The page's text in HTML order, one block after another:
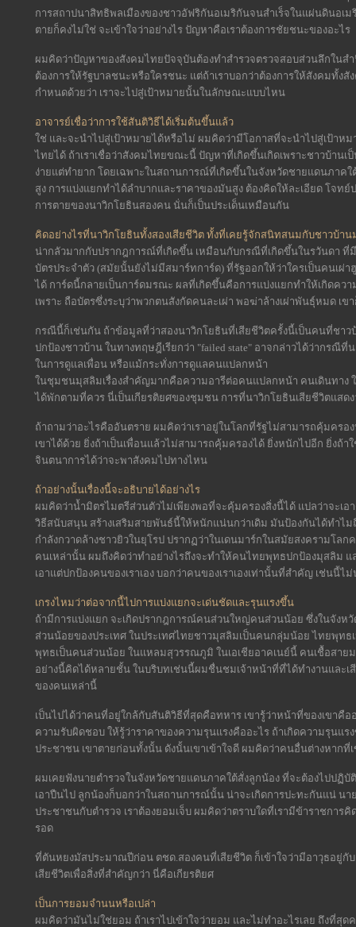
การสถาปนาสิทธิพลเมืองของชาวอัฟริกันอเมริกันจนสำเร็จในแผ่นดินอเ
ตายก็คงไม่ใช่ จะเข้าใจว่าอย่างไร ปัญหาคือเราต้องการชัยชนะของอะไร
ผมคิดว่าปัญหาของสังคมไทยปัจจุบันต้องทำสำรวจตรวจสอบส่วนลึกในสำนึ
ต้องการให้รัฐบาลชนะหรือใครชนะ แต่ถ้าเราบอกว่าต้องการให้สังคมทั้งสั
กำหนดด้วยว่า เราจะไปสู่เป้าหมายนั้นในลักษณะแบบไหน
อาจารย์เชื่อว่าการใช้สันติวิธีได้เริ่มต้นขึ้นแล้ว
ใช่ และจะนำไปสู่เป้าหมายได้หรือไม่ ผมคิดว่ามีโอกาสที่จะนำไปสู่เป้าห
ไทยได้ ถ้าเราเชื่อว่าสังคมไทยขณะนี้ ปัญหาที่เกิดขึ้นเกิดเพราะชาวบ้าน
ง่ายแต่ทำยาก โดยเฉพาะในสถานการณ์ที่เกิดขึ้นในจังหวัดชายแดนภาคใ
สูง การแบ่งแยกทำได้ลำบากและราคาของมันสูง ต้องคิดให้ละเอียด โจ
การตายของนาวิกโยธินสองคน นั่นก็เป็นประเด็นเหมือนกัน
คิดอย่างไรที่นาวิกโยธินทั้งสองเสียชีวิต ทั้งที่เคยรู้จักสนิทสนมกับชาวบ้า
น่ากลัวมากกับปรากฎการณ์ที่เกิดขึ้น เหมือนกับกรณีที่เกิดขึ้นในรวันดา ที่
บัตรประจำตัว (สมัยนั้นยังไม่มีสมาร์ทการ์ด) ที่รัฐออกให้ว่าใครเป็นคนเ
ได้ การ์ดนี้กลายเป็นการ์ดมรณะ ผลที่เกิดขึ้นคือการแบ่งแยกทำให้เกิดคว
เพราะ ถือบัตรซึ่งระบุว่าพวกตนสังกัดคนละเผ่า พอฆ่าล้างเผ่าพันธุ์หมด เข
กรณีนี้ก็เช่นกัน ถ้าข้อมูลที่ว่าสองนาวิกโยธินที่เสียชีวิตครั้งนี้เป็นคนที่ชาว
ปกป้องชาวบ้าน ในทางทฤษฎีเรียกว่า "failed state" อาจกล่าวได้ว่ากรณี
ในการดูแลเพื่อน หรือแม้กระทั่งการดูแลคนแปลกหน้า
ในชุมชนมุสลิมเรื่องสำคัญมากคือความอารีต่อคนแปลกหน้า คนเดินทาง ใ
ได้พักตามที่ควร นี่เป็นเกียรติยศของชุมชน การที่นาวิกโยธินเสียชีวิตแส
ถ้าถามว่าอะไรคืออันตราย ผมคิดว่าเราอยู่ในโลกที่รัฐไม่สามารถคุ้มคร
เขาได้ด้วย ยิ่งถ้าเป็นเพื่อนแล้วไม่สามารถคุ้มครองได้ ยิ่งหนักไปอีก ยิ่งถ้
จินตนาการได้ว่าจะพาสังคมไปทางไหน
ถ้าอย่างนั้นเรื่องนี้จะอธิบายได้อย่างไร
ผมคิดว่าน้ำมิตรไมตรีส่วนตัวไม่เพียงพอที่จะคุ้มครองสิ่งนี้ได้ แปลว่าจะเ
วิธีสนับสนุน สร้างเสริมสายพันธ์นี้ให้หนักแน่นกว่าเดิม มันป้องกันได้ทำไม
กำลังกวาดล้างชาวยิวในยุโรป ปรากฏว่าในเดนมาร์กในสมัยสงครามโลก
คนเหล่านั้น ผมถึงคิดว่าทำอย่างไรถึงจะทำให้คนไทยพุทธปกป้องมุสลิม
เอาแต่ปกป้องคนของเราเอง บอกว่าคนของเราเองเท่านั้นที่สำคัญ เช่นนี้
เกรงไหมว่าต่อจากนี้ไปการแบ่งแยกจะเด่นชัดและรุนแรงขึ้น
ถ้ามีการแบ่งแยก จะเกิดปรากฎการณ์คนส่วนใหญ่คนส่วนน้อย ซึ่งในจัง
ส่วนน้อยของประเทศ ในประเทศไทยชาวมุสลิมเป็นคนกลุ่มน้อย ไทยพุ
พุทธเป็นคนส่วนน้อย ในแหลมสุวรรณภูมิ ในเอเชียอาคเนย์นี้ คนเชื้อสา
อย่างนี้คิดได้หลายชั้น ในบริบทเช่นนี้ผมชื่นชมเจ้าหน้าที่ที่ได้ทำงานและเ
ของคนเหล่านี้
เป็นไปได้ว่าคนที่อยู่ใกล้กับสันติวิธีที่สุดคือทหาร เขารู้ว่าหน้าที่ของเขาคือ
ความรับผิดชอบ ให้รู้ว่าราคาของความรุนแรงคืออะไร ถ้าเกิดความรุนแร
ประชาชน เขาตายก่อนทั้งนั้น ดังนั้นเขาเข้าใจดี ผมคิดว่าคนอื่นต่างหากที่เ
ผมเคยฟังนายตำรวจในจังหวัดชายแดนภาคใต้สั่งลูกน้อง ที่จะต้องไปปฏิ
เอาปืนไป ลูกน้องก็บอกว่าในสถานการณ์นั้น น่าจะเกิดการปะทะกันแน่ น
ประชาชนกับตำรวจ เราต้องยอมเจ็บ ผมคิดว่าตราบใดที่เรามีข้าราชกา
รอด
ที่ตันหยงมัสประมาณปีก่อน ตชด.สองคนที่เสียชีวิต ก็เข้าใจว่ามีอาวุธอยู่กั
เสียชีวิตเพื่อสิ่งที่สำคัญกว่า นี่คือเกียรติยศ
เป็นการยอมจำนนหรือเปล่า
ผมคิดว่ามันไม่ใช่ยอม ถ้าเราไปเข้าใจว่ายอม และไม่ทำอะไรเลย ถึงที่สุ